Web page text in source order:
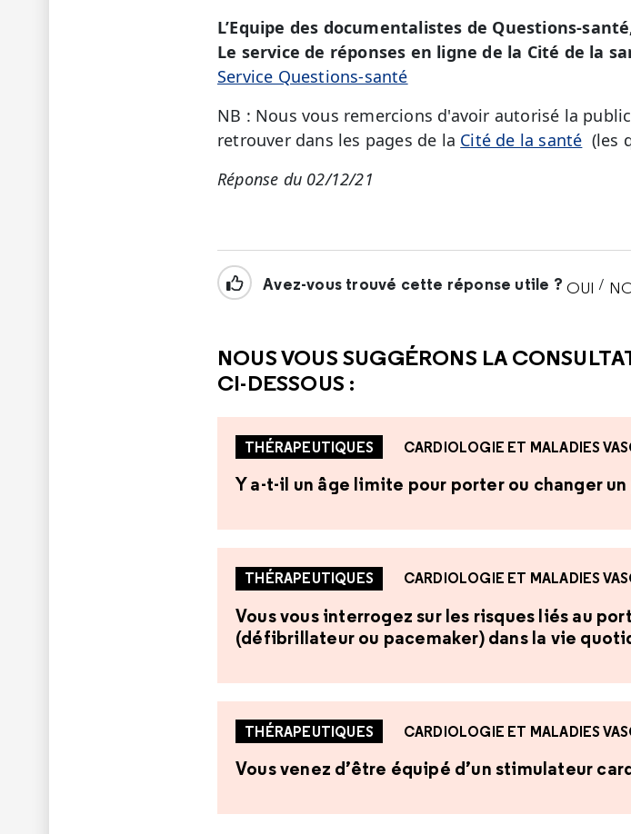
L’Equipe des documentalistes de Questions-
Le service de réponses en ligne de la Cité de la
Service Questions-santé
NB : Nous vous remercions d'avoir autorisé la
retrouver dans les pages de la Cité de la santé (les
Réponse du 02/12/21
Avez-vous trouvé cette réponse utile ? OUI /
NOUS VOUS SUGGÉRONS LA
CI-DESSOUS :
THÉRAPEUTIQUES CARDIOLOGIE ET MALADIES
Y a-t-il un âge limite pour porter ou changer
THÉRAPEUTIQUES CARDIOLOGIE ET MALADIES
Vous vous interrogez sur les risques liés au
(défibrillateur ou pacemaker) dans la vie
THÉRAPEUTIQUES CARDIOLOGIE ET MALADIES
Vous venez d’être équipé d’un stimulateur